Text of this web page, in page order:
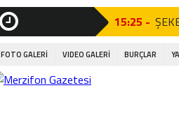
15:25 -
21:23 - AÇI
FOTO GALERİ VIDEO GALERİ BURÇLAR